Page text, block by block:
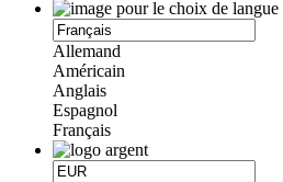
Allemand
Américain
Anglais
Espagnol
Français